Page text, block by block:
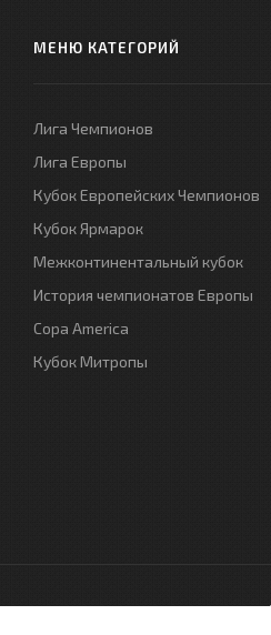
МЕНЮ КАТЕГОРИЙ
Лига Чемпионов
Лига Европы
Кубок Европейских Чемпионов
Кубок Ярмарок
Межконтинентальный кубок
История чемпионатов Европы
Copa America
Кубок Митропы